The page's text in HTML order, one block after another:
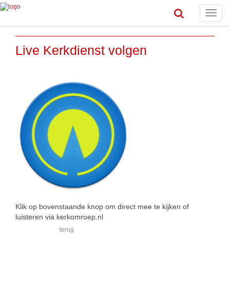
Toggle
Live Kerkdienst volgen
Klik op bovenstaande knop om direct mee te kijken of
luisteren via kerkomroep.nl
terug